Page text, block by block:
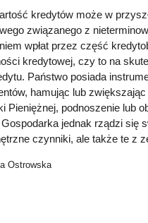
kredytów może w
związanego z
wpłat przez część
kredytowej, czy to na
Państwo posiada
hamując lub
Pieniężnej, podnoszenie lub
jednak rządzi się
czynniki, ale także te z
Ostrowska